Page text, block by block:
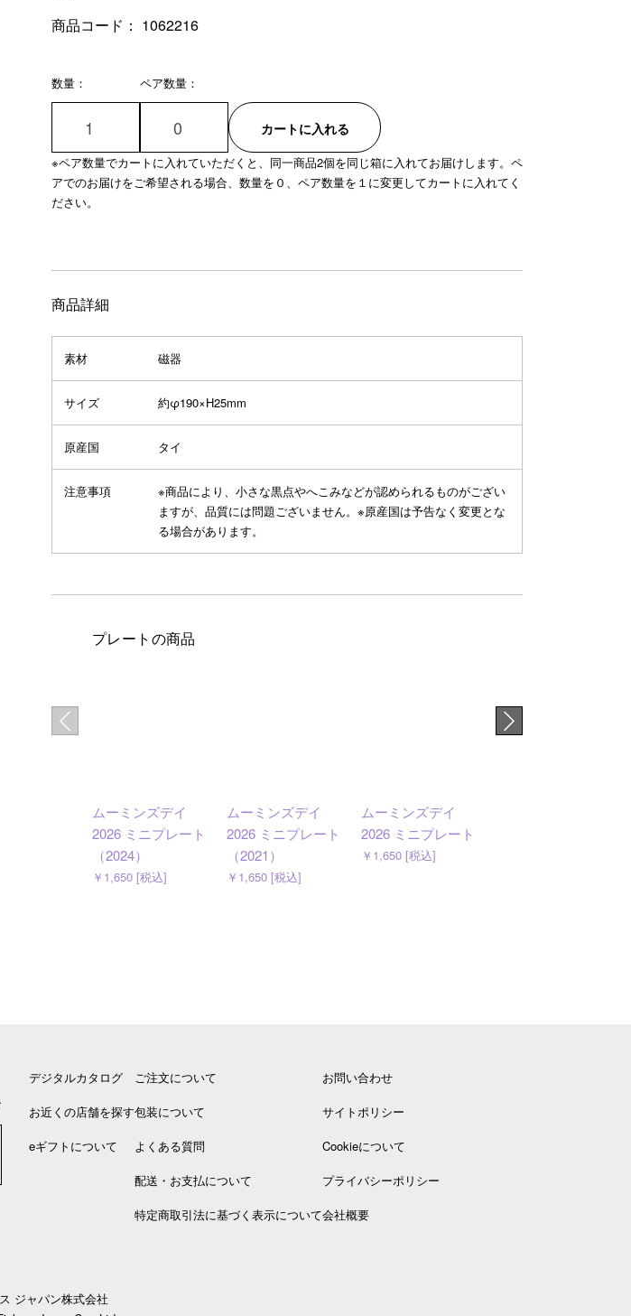
商品コード： 1062216
数量： ペア数量：
カートに入れる
※ペア数量でカートに入れていただくと、同一商品2個を同じ箱に入れてお届けします。ペ
アでのお届けをご希望される場合、数量を０、ペア数量を１に変更してカートに入れてく
ださい。
商品詳細
素材 磁器
サイズ 約φ190×H25mm
原産国 タイ
注意事項
※商品により、小さな黒点やへこみなどが認められるものがござい
ますが、品質には問題ございません。※原産国は予告なく変更とな
る場合があります。
プレートの商品
ムーミンズデイ
2026 ミニプレート
（2024）
￥1,650 [税込]
ムーミンズデイ
2026 ミニプレート
（2021）
￥1,650 [税込]
ムーミンズデイ
2026 ミニプレート
￥1,650 [税込]
デジタルカタログ
お近くの店舗を探す
eギフトについて
ご注文について
包装について
よくある質問
配送・お支払について
特定商取引法に基づく表示について
お問い合わせ
サイトポリシー
Cookieについて
プライバシーポリシー
会社概要
ジャパン株式会社